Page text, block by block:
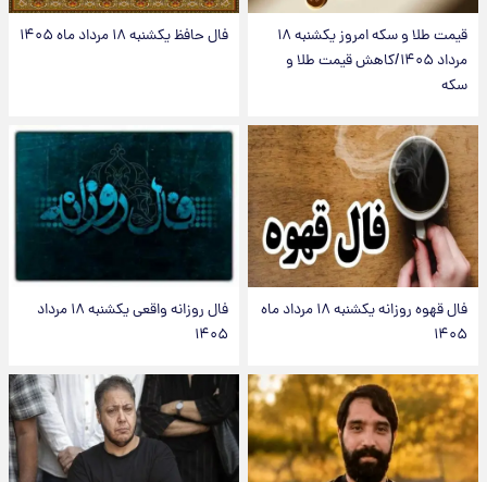
قیمت طلا و سکه امروز یکشنبه ۱۸
مرداد ۱۴۰۵/کاهش قیمت طلا و
سکه
فال حافظ یکشنبه ۱۸ مرداد ماه ۱۴۰۵
فال قهوه روزانه یکشنبه ۱۸ مرداد ماه
۱۴۰۵
فال روزانه واقعی یکشنبه ۱۸ مرداد
۱۴۰۵